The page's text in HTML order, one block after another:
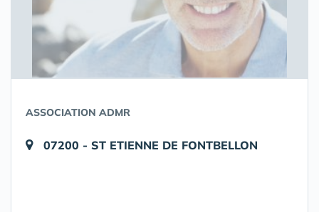
ASSOCIATION ADMR
07200 - ST ETIENNE DE FONTBELLON